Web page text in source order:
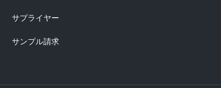
サプライヤー
サンプル請求